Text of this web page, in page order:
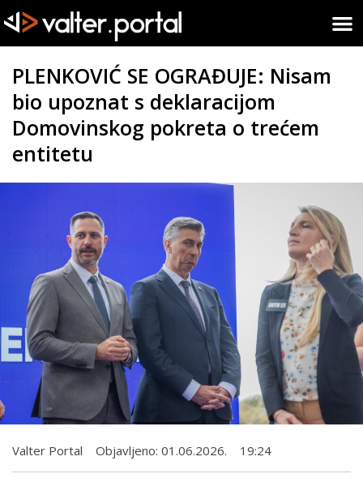
PLENKOVIĆ SE OGRAĐUJE: Nisam
bio upoznat s deklaracijom
Domovinskog pokreta o trećem
entitetu
Valter Portal Objavljeno: 01.06.2026. 19:24